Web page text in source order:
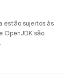
estão sujeitos às
OpenJDK são